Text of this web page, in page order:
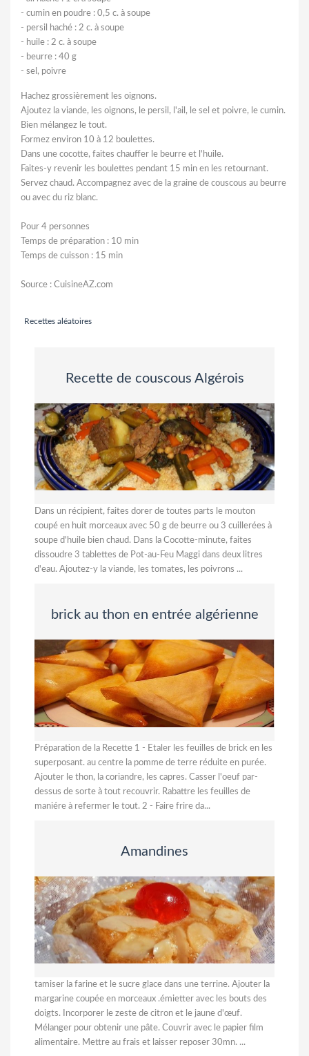
- cumin en poudre : 0,5 c. à soupe
- persil haché : 2 c. à soupe
- huile : 2 c. à soupe
- beurre : 40 g
- sel, poivre
Hachez grossièrement les oignons.
Ajoutez la viande, les oignons, le persil, l'ail, le sel et poivre, le cumin.
Bien mélangez le tout.
Formez environ 10 à 12 boulettes.
Dans une cocotte, faites chauffer le beurre et l'huile.
Faites-y revenir les boulettes pendant 15 min en les retournant.
Servez chaud. Accompagnez avec de la graine de couscous au beurre
ou avec du riz blanc.
Pour 4 personnes
Temps de préparation : 10 min
Temps de cuisson : 15 min
Source : CuisineAZ.com
Recettes aléatoires
Recette de couscous Algérois
Dans un récipient, faites dorer de toutes parts le mouton
coupé en huit morceaux avec 50 g de beurre ou 3 cuillerées à
soupe d'huile bien chaud. Dans la Cocotte-minute, faites
dissoudre 3 tablettes de Pot-au-Feu Maggi dans deux litres
d'eau. Ajoutez-y la viande, les tomates, les poivrons ...
brick au thon en entrée algérienne
Préparation de la Recette 1 - Etaler les feuilles de brick en les
superposant. au centre la pomme de terre réduite en purée.
Ajouter le thon, la coriandre, les capres. Casser l'oeuf par-
dessus de sorte à tout recouvrir. Rabattre les feuilles de
maniére à refermer le tout. 2 - Faire frire da...
Amandines
tamiser la farine et le sucre glace dans une terrine. Ajouter la
margarine coupée en morceaux .émietter avec les bouts des
doigts. Incorporer le zeste de citron et le jaune d'œuf.
Mélanger pour obtenir une pâte. Couvrir avec le papier film
alimentaire. Mettre au frais et laisser reposer 30mn. ...